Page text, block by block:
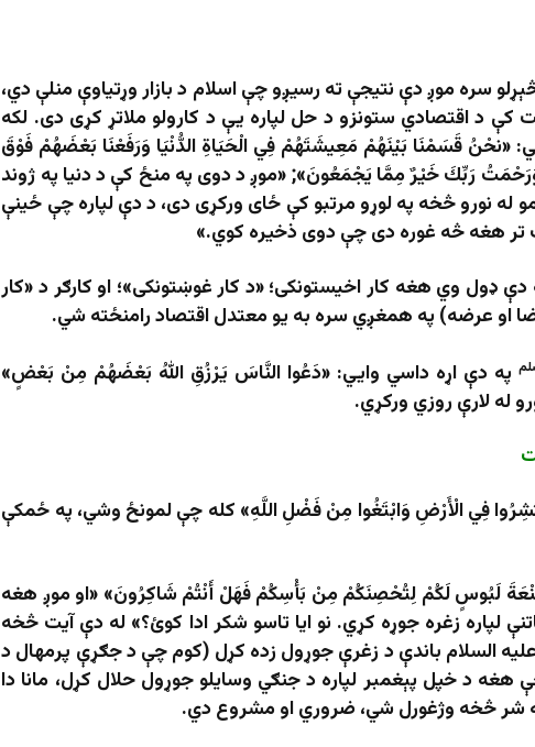
سره موږ دې نتيجې ته رسيږو چې اسلام د بازار وړتياوې منلې دي،
کې د اقتصادي ستونزو د حل لپاره يې د کارولو ملاتړ کړی دی. لکه
«نحْنُ قَسَمْنَا بَيْنَهُمْ مَعِيشَتَهُمْ فِي الْحَيَاةِ الدُّنْيَا وَرَفَعْنَا بَعْضَهُمْ فَوْقَ
رَبِّكَ خَيْرٌ مِمَّا يَجْمَعُونَ»; «موږ د دوی په منځ کې د دنیا په ژوند
نورو څخه په لوړو مرتبو کې ځای ورکړی دی، د دې لپاره چې ځینې
هغه څه غوره دی چې دوی ذخيره کوي.»
ډول وي هغه کار اخیستونکی؛ «د کار غوښتونکی»؛ او کارګر د «کار
او عرضه) په همغږي سره به یو معتدل اقتصاد رامنځته شي.
په دې اړه داسي وايي: «دَعُوا النَّاسَ يَرْزُقِ اللهُ بَعْضَهُمْ مِنْ بَعْضٍ»
له لارې روزي ورکړي.
فِي الْأَرْضِ وَابْتَغُوا مِنْ فَضْلِ اللَّهِ» کله چې لمونځ وشي، په ځمکې
لَبُوسٍ لَكُمْ لِتُحْصِنَكُمْ مِنْ بَأْسِكُمْ فَهَلْ أَنْتُمْ شَاكِرُونَ» «او موږ هغه
لپاره زغره جوړه کړي. نو ایا تاسو شکر ادا کوئ؟» له دې آيت څخه
عليه السلام باندې د زغرې جوړول زده کړل (کوم چې د جګړې پرمهال د
هغه د خپل پېغمبر لپاره د جنګي وسايلو جوړول حلال کړل، مانا دا
شر څخه وژغورل شي، ضروري او مشروع دي.